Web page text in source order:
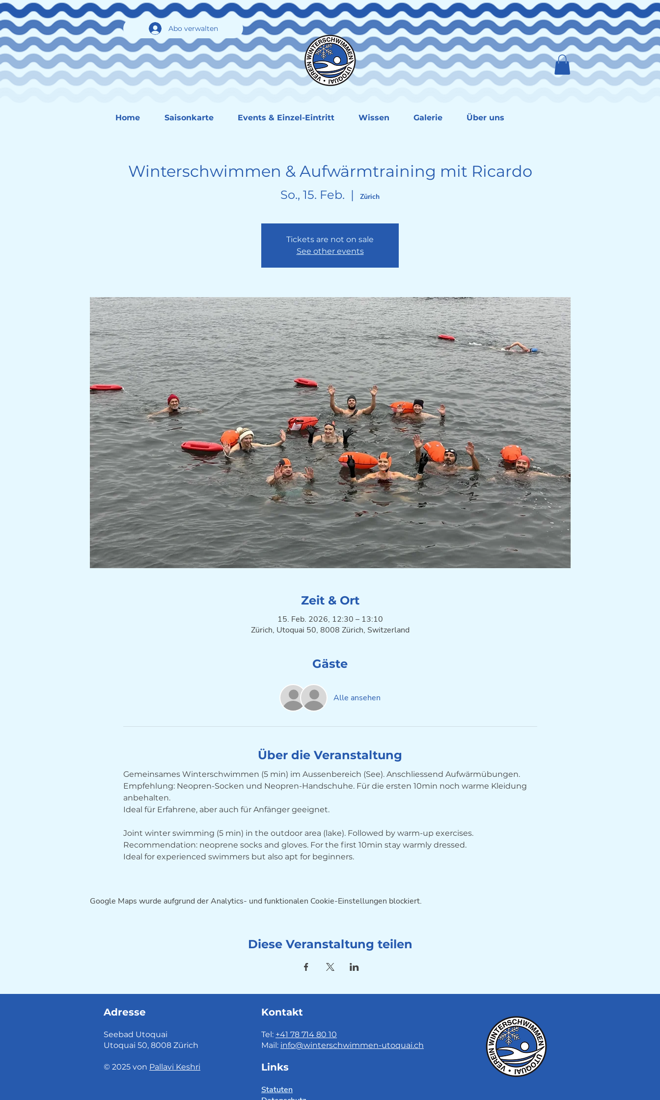
Abo verwalten
Home Saisonkarte Events & Einzel-Eintritt Wissen Galerie Über uns
Winterschwimmen & Aufwärmtraining mit Ricardo
So., 15. Feb.
  |
Zürich
Tickets are not on sale
See other events
Zeit & Ort
15. Feb. 2026, 12:30 – 13:10
Zürich, Utoquai 50, 8008 Zürich, Switzerland
Gäste
Alle ansehen
Über die Veranstaltung
Gemeinsames Winterschwimmen (5 min) im Aussenbereich (See). Anschliessend Aufwärmübungen.
Empfehlung: Neopren-Socken und Neopren-Handschuhe. Für die ersten 10min noch warme Kleidung
anbehalten.
Ideal für Erfahrene, aber auch für Anfänger geeignet.
Joint winter swimming (5 min) in the outdoor area (lake). Followed by warm-up exercises.
Recommendation: neoprene socks and gloves. For the first 10min stay warmly dressed.
Ideal for experienced swimmers but also apt for beginners.
Google Maps wurde aufgrund der Analytics- und funktionalen Cookie-Einstellungen blockiert.
Diese Veranstaltung teilen
Adresse
Seebad Utoquai
Utoquai 50, 8008 Zürich
Kontakt
Tel: +41 78 714 80 10
Mail: info@winterschwimmen-utoquai.ch
© 2025 von Pallavi Keshri Links
Statuten